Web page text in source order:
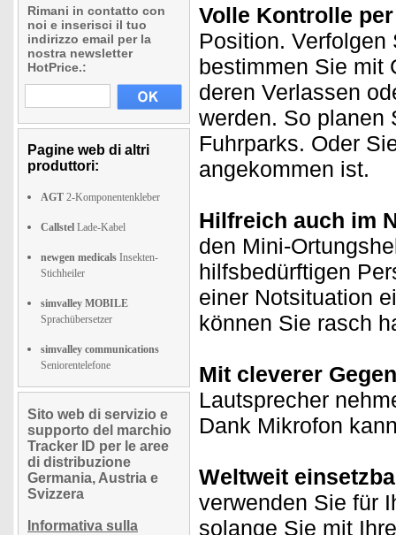
Rimani in contatto con
noi e inserisci il tuo
indirizzo email per la
nostra newsletter
HotPrice.:
Pagine web di altri
produttori:
AGT 2-Komponentenkleber
Callstel Lade-Kabel
newgen medicals Insekten-
Stichheiler
simvalley MOBILE
Sprachübersetzer
simvalley communications
Seniorentelefone
Sito web di servizio e
supporto del marchio
Tracker ID per le aree
di distribuzione
Germania, Austria e
Svizzera
Informativa sulla
Volle Kontrolle
Position.
bestimmen Sie mit
deren Verlassen
werden. So planen
Fuhrparks. Oder
angekommen ist.
Hilfreich auch im
den Mini-
hilfsbedürftigen
einer Notsituation
können Sie rasch
Mit cleverer
Lautsprecher
Dank Mikrofon
Weltweit
verwenden Sie für
solange Sie mit